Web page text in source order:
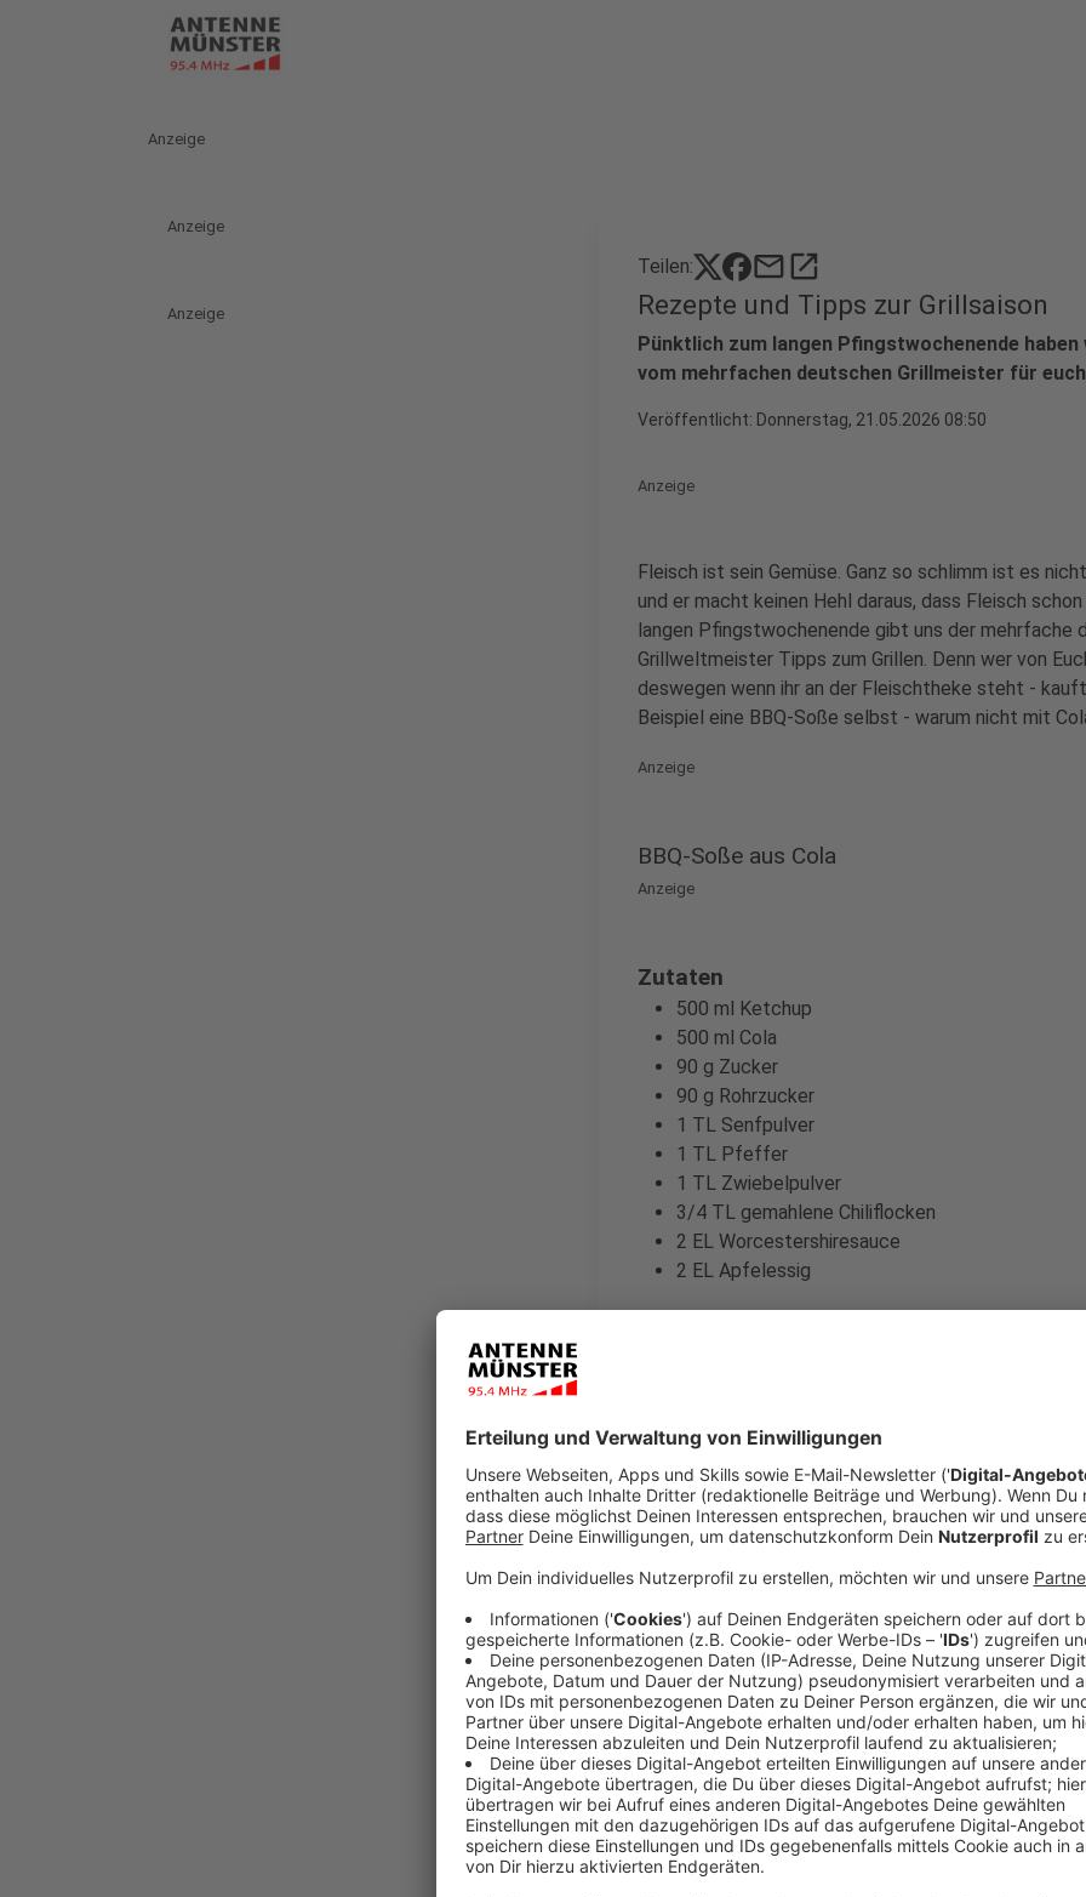
Anzeige
Anzeige
Anzeige
Teilen: mailopen_in_new
Rezepte und Tipps zur Grillsaison
Pünktlich zum langen Pfingstwochenende
vom mehrfachen deutschen Grillmeister für
Veröffentlicht: Donnerstag, 21.05.2026 08:50
Anzeige
Fleisch ist sein Gemüse. Ganz so schlimm ist es
und er macht keinen Hehl daraus, dass Fleisch
langen Pfingstwochenende gibt uns der mehrfache
Grillweltmeister Tipps zum Grillen. Denn wer von
deswegen wenn ihr an der Fleischtheke steht -
Beispiel eine BBQ-Soße selbst - warum nicht mit
Anzeige
BBQ-Soße aus Cola
Anzeige
Zutaten
500 ml Ketchup
500 ml Cola
90 g Zucker
90 g Rohrzucker
1 TL Senfpulver
1 TL Pfeffer
1 TL Zwiebelpulver
3/4 TL gemahlene Chiliflocken
2 EL Worcestershiresauce
2 EL Apfelessig
Cola, Zucker, Rohrzucker, Senfpulver, Pfeffer,
Die Mischung kurz aufkochen und
Rühren köcheln lassen, bis die Kohlensäure
auf etwa die Hälfte reduziert wurde.
Darauf achten, dass die Mischung nicht
entwichen ist.
Alles nochmals kurz aufkochen lassen.
Die Soße direkt servieren oder in ein sauberes,
Hinweis zur Lagerung
Gut verschlossen und gekühlt ist die Soße etwa
Anzeige